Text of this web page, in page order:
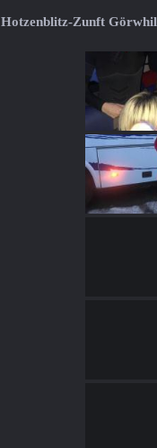
Hotzenblitz-Zunft Görwhil